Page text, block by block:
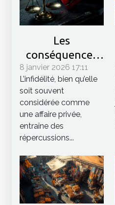
Les
conséquences
légales de
l'infidélité
expliquées
8 janvier 2026 17:11
L’infidélité, bien qu’elle
soit souvent
considérée comme
une affaire privée,
entraîne des
répercussions...